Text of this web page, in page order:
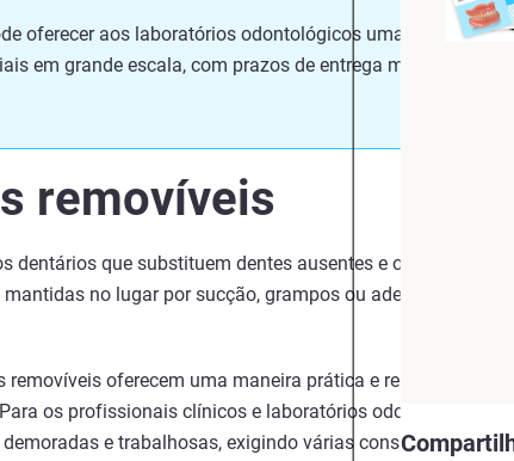
oferecer aos laboratórios odontológicos uma maneira
em grande escala, com prazos de entrega mais rápidos e
removíveis
dentários que substituem dentes ausentes e o tecido
no lugar por sucção, grampos ou adesivo e
removíveis oferecem uma maneira prática e relativamente
os profissionais clínicos e laboratórios odontológicos,
e trabalhosas, exigindo várias consultas,